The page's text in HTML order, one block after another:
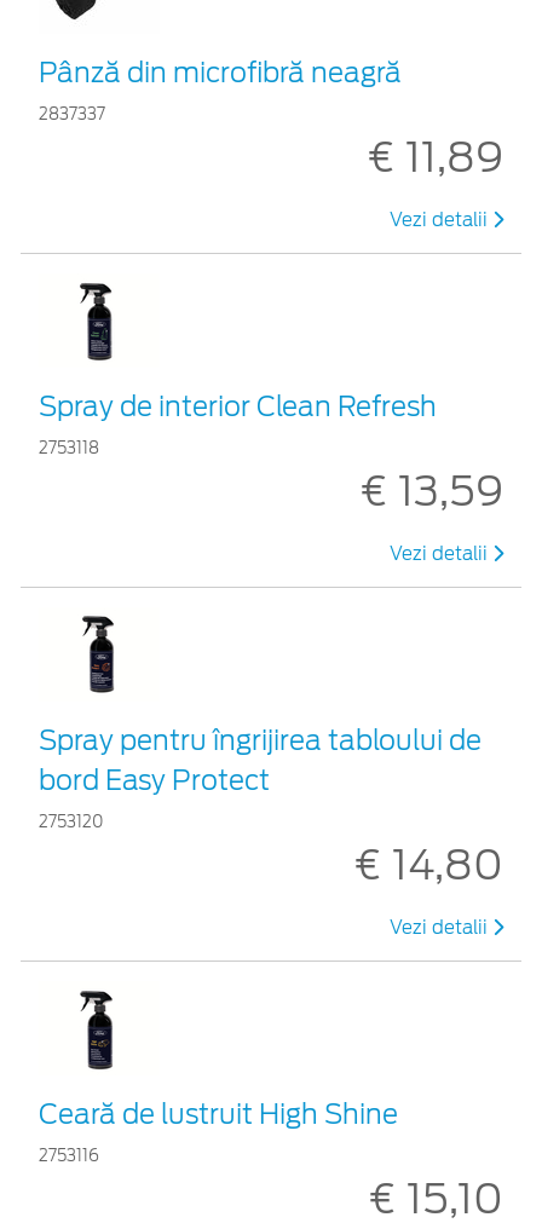
Pânză din microfibră neagră
2837337
€ 11,89
Vezi detalii
Spray de interior Clean Refresh
2753118
€ 13,59
Vezi detalii
Spray pentru îngrijirea tabloului de
bord Easy Protect
2753120
€ 14,80
Vezi detalii
Ceară de lustruit High Shine
2753116
€ 15,10